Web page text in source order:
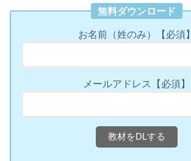
無料ダウンロード
お名前（姓のみ） 【必須】
メールアドレス 【必須】